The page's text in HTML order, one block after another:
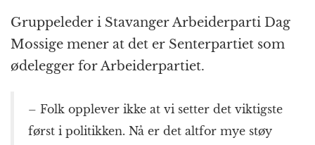
Gruppeleder i Stavanger Arbeiderparti Dag
Mossige mener at det er Senterpartiet som
ødelegger for Arbeiderpartiet.
– Folk opplever ikke at vi setter det viktigste
først i politikken. Nå er det altfor mye støy